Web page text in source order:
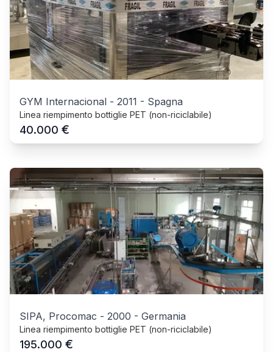
GYM Internacional - 2011 - Spagna
Linea riempimento bottiglie PET (non-riciclabile)
40.000 €
SIPA, Procomac - 2000 - Germania
Linea riempimento bottiglie PET (non-riciclabile)
195.000 €